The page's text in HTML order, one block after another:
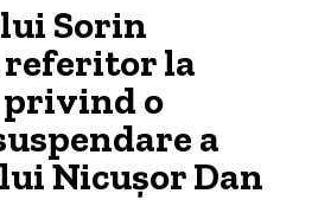
Sorin
la
o
a
Nicușor Dan